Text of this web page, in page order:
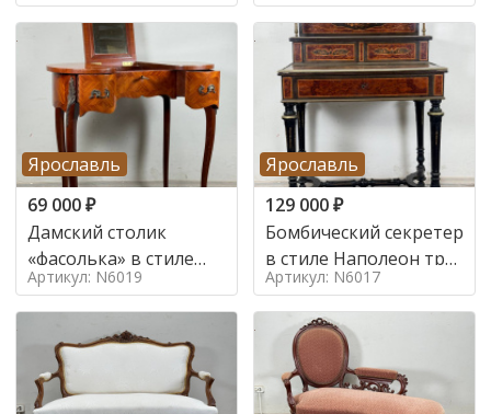
Ярославль
69 000₽
Дамский столик
«фасолька» в стиле
Луи 16,
Артикул: N6019
Ярославль
129 000₽
Бомбический секретер
в стиле Наполеон труа
в стиле
Артикул: N6017